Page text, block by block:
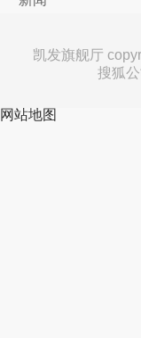
凯发旗舰厅
搜狐
网站地图